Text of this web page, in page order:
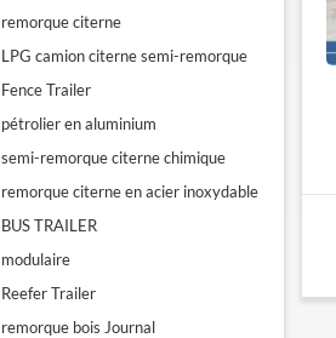
remorque citerne
LPG camion citerne semi-remorque
Fence Trailer
pétrolier en aluminium
semi-remorque citerne chimique
remorque citerne en acier inoxydable
BUS TRAILER
modulaire
Reefer Trailer
remorque bois Journal